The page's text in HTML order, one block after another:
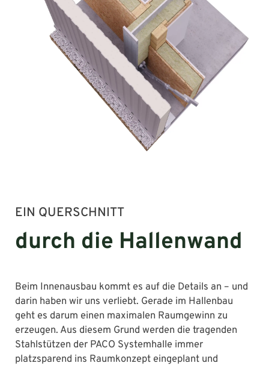
EIN QUERSCHNITT
durch die Hallenwand
Beim Innenausbau kommt es auf die Details an – und
darin haben wir uns verliebt. Gerade im Hallenbau
geht es darum einen maximalen Raumgewinn zu
erzeugen. Aus diesem Grund werden die tragenden
Stahlstützen der PACO Systemhalle immer
platzsparend ins Raumkonzept eingeplant und